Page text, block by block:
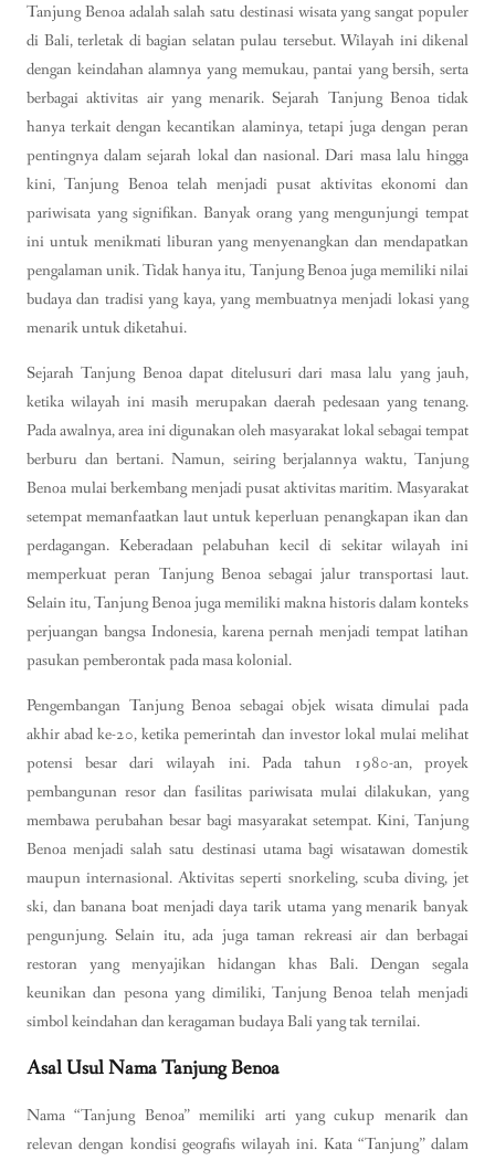
Tanjung Benoa adalah salah satu destinasi wisata yang sangat populer
di Bali, terletak di bagian selatan pulau tersebut. Wilayah ini dikenal
dengan keindahan alamnya yang memukau, pantai yang bersih, serta
berbagai aktivitas air yang menarik. Sejarah Tanjung Benoa tidak
hanya terkait dengan kecantikan alaminya, tetapi juga dengan peran
pentingnya dalam sejarah lokal dan nasional. Dari masa lalu hingga
kini, Tanjung Benoa telah menjadi pusat aktivitas ekonomi dan
pariwisata yang signifikan. Banyak orang yang mengunjungi tempat
ini untuk menikmati liburan yang menyenangkan dan mendapatkan
pengalaman unik. Tidak hanya itu, Tanjung Benoa juga memiliki nilai
budaya dan tradisi yang kaya, yang membuatnya menjadi lokasi yang
menarik untuk diketahui.
Sejarah Tanjung Benoa dapat ditelusuri dari masa lalu yang jauh,
ketika wilayah ini masih merupakan daerah pedesaan yang tenang.
Pada awalnya, area ini digunakan oleh masyarakat lokal sebagai tempat
berburu dan bertani. Namun, seiring berjalannya waktu, Tanjung
Benoa mulai berkembang menjadi pusat aktivitas maritim. Masyarakat
setempat memanfaatkan laut untuk keperluan penangkapan ikan dan
perdagangan. Keberadaan pelabuhan kecil di sekitar wilayah ini
memperkuat peran Tanjung Benoa sebagai jalur transportasi laut.
Selain itu, Tanjung Benoa juga memiliki makna historis dalam konteks
perjuangan bangsa Indonesia, karena pernah menjadi tempat latihan
pasukan pemberontak pada masa kolonial.
Pengembangan Tanjung Benoa sebagai objek wisata dimulai pada
akhir abad ke-20, ketika pemerintah dan investor lokal mulai melihat
potensi besar dari wilayah ini. Pada tahun 1980-an, proyek
pembangunan resor dan fasilitas pariwisata mulai dilakukan, yang
membawa perubahan besar bagi masyarakat setempat. Kini, Tanjung
Benoa menjadi salah satu destinasi utama bagi wisatawan domestik
maupun internasional. Aktivitas seperti snorkeling, scuba diving, jet
ski, dan banana boat menjadi daya tarik utama yang menarik banyak
pengunjung. Selain itu, ada juga taman rekreasi air dan berbagai
restoran yang menyajikan hidangan khas Bali. Dengan segala
keunikan dan pesona yang dimiliki, Tanjung Benoa telah menjadi
simbol keindahan dan keragaman budaya Bali yang tak ternilai.
Asal Usul Nama Tanjung Benoa
Nama “Tanjung Benoa” memiliki arti yang cukup menarik dan
relevan dengan kondisi geografis wilayah ini. Kata “Tanjung” dalam